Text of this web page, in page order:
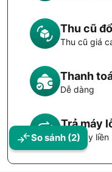
So sánh (2)
Thu cũ
Thu cũ giá
Thanh
Dễ dàng
Trả máy
Đổi máy liền